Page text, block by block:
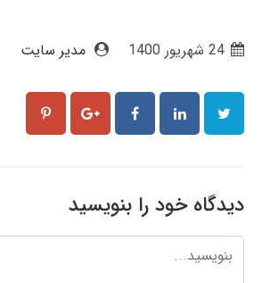
24 شهریور 1400 مدیر سایت
دیدگاه خود را بنویسید